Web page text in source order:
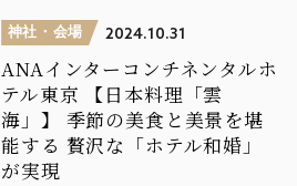
神社・会場 2024.10.31
ANAインターコンチネンタルホ
テル東京 【日本料理「雲
海」】
季節の美食と美景を堪
能する 贅沢な「ホテル和婚」
が実現